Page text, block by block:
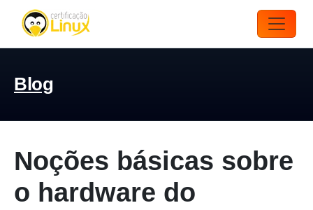
Blog
Noções básicas sobre
o hardware do